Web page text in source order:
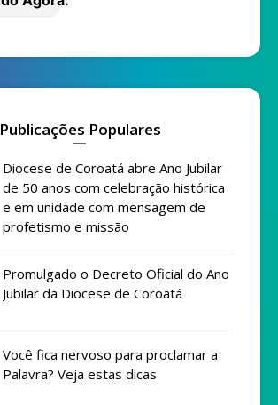
Publicações Populares
Diocese de Coroatá abre Ano Jubilar
de 50 anos com celebração histórica
e em unidade com mensagem de
profetismo e missão
Promulgado o Decreto Oficial do Ano
Jubilar da Diocese de Coroatá
Você fica nervoso para proclamar a
Palavra? Veja estas dicas